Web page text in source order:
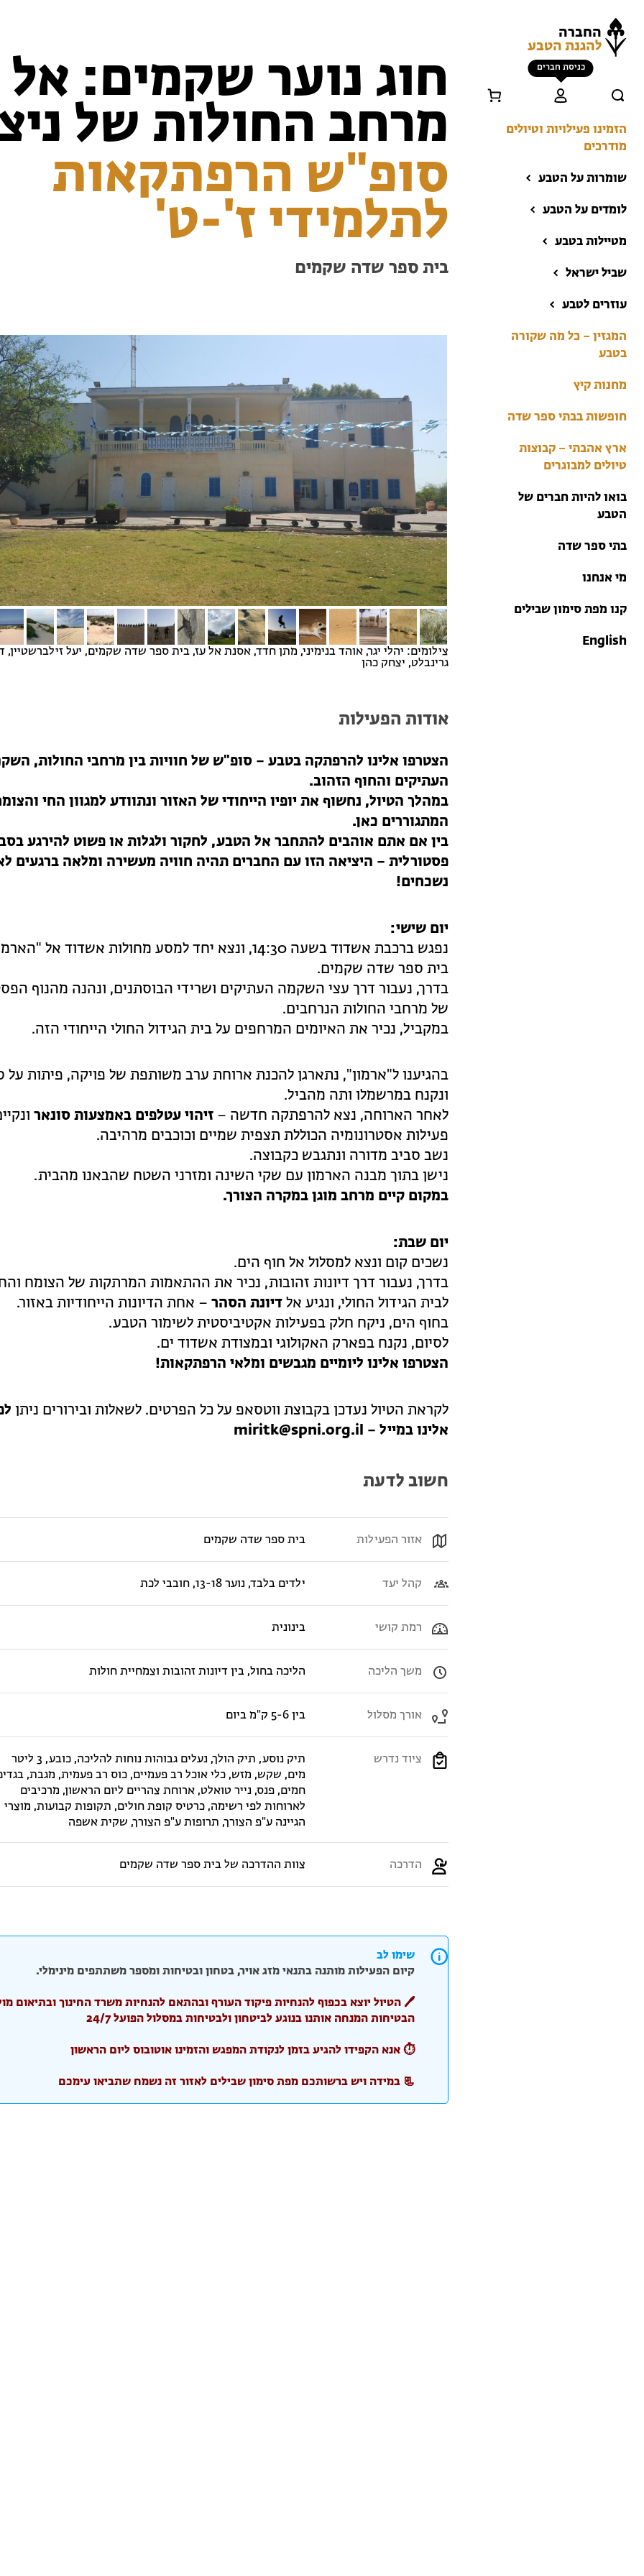
החברה
להגנת הטבע
כניסת חברים
הזמינו פעילויות וטיולים
מודרכים
שומרות על הטבע
לומדים על הטבע
מטיילות בטבע
הזמינו פעילויות וטיולים
טיולים למבוגרים: ארץ
מחנות קיץ
שביל ישראל
עוזרים לטבע
המגזין – כל מה שקורה
בטבע
מחנות קיץ
חופשות בבתי ספר שדה
ארץ אהבתי – קבוצות
טיולים למבוגרים
בואו להיות חברים של
הטבע
בתי ספר שדה
מי אנחנו
קנו מפת סימון שבילים
English
חוג נוער שקמים: אל
מרחב החולות של
סופ"ש הרפתקאות
לתלמידי ז'-ט'
בית ספר שדה שקמים
צילומים: יהלי יגר, אוהד בנימיני, מתן חדד, אסנת אל עז, בית ספר שדה שקמים, יעל זילברשטיין,
גרינבלט, יצחק כהן
אודות הפעילות
הצטרפו אלינו להרפתקה בטבע – סופ"ש של חוויות בין מרחבי החולות,
העתיקים והחוף הזהוב.
במהלך הטיול, נחשוף את יופיו הייחודי של האזור ונתוודע למגוון החי
המתגוררים כאן.
בין אם אתם אוהבים להתחבר אל הטבע, לחקור ולגלות או פשוט להירגע
פסטורלית – היציאה הזו עם החברים תהיה חוויה מעשירה ומלאה ברגעים
נשכחים!
יום שישי:
נפגש ברכבת אשדוד בשעה 14:30, ונצא יחד למסע מחולות אשדוד אל
בית ספר שדה שקמים.
בדרך, נעבור דרך עצי השקמה העתיקים ושרידי הבוסתנים, ונהנה מהנוף
של מרחבי החולות הנרחבים.
במקביל, נכיר את האיומים המרחפים על בית הגידול החולי הייחודי הזה.
בהגיענו ל"ארמון", נתארגן להכנת ארוחת ערב משותפת של פויקה, פיתות על
ונקנח במרשמלו ותה מהביל.
לאחר הארוחה, נצא להרפתקה חדשה – זיהוי עטלפים באמצעות סונאר
פעילות אסטרונומיה הכוללת תצפית שמיים וכוכבים מרהיבה.
נשב סביב מדורה ונתגבש כקבוצה.
נישן בתוך מבנה הארמון עם שקי השינה ומזרני השטח שהבאנו מהבית.
במקום קיים מרחב מוגן במקרה הצורך.
יום שבת:
נשכים קום ונצא למסלול אל חוף הים.
בדרך, נעבור דרך דיונות זהובות, נכיר את ההתאמות המרתקות של הצומח
לבית הגידול החולי, ונגיע אל דיונת הסהר – אחת הדיונות הייחודיות באזור.
בחוף הים, ניקח חלק בפעילות אקטיביסטית לשימור הטבע.
לסיום, נקנח בפארק האקולוגי ובמצודת אשדוד ים.
הצטרפו אלינו ליומיים מגבשים ומלאי הרפתקאות!
לקראת הטיול נעדכן בקבוצת ווטסאפ על כל הפרטים. לשאלות ובירורים ניתן
אלינו במייל –
miritk@spni.org.il
חשוב לדעת
אזור הפעילות בית ספר שדה שקמים
קהל יעד ילדים בלבד, נוער 13-18, חובבי לכת
רמת קושי בינונית
משך הליכה הליכה בחול, בין דיונות זהובות וצמחיית חולות
אורך מסלול בין 5-6 ק"מ ביום
ציוד נדרש
תיק נוסע, תיק הולך, נעלים גבוהות נוחות להליכה, כובע, 3 ליטר
מים, שקש, מזש, כלי אוכל רב פעמיים, כוס רב פעמית, מגבת,
חמים, פנס, נייר טואלט, ארוחת צהריים ליום הראשון, מרכיבים
לארוחות לפי רשימה, כרטיס קופת חולים, תקופות קבועות, מוצרי
הגיינה ע"פ הצורך, תרופות ע"פ הצורך, שקית אשפה
הדרכה צוות ההדרכה של בית ספר שדה שקמים
שימו לב
קיום הפעילות מותנה בתנאי מזג אויר, בטחון ובטיחות ומספר משתתפים מינימלי.
🖊️ הטיול יוצא בכפוף להנחיות פיקוד העורף ובהתאם להנחיות משרד החינוך ובתיאום
הבטיחות המנחה אותנו בנוגע לביטחון ולבטיחות במסלול הפועל 24/7
⏱️ אנא הקפידו להגיע בזמן לנקודת המפגש והזמינו אוטובוס ליום הראשון
📃 במידה ויש ברשותכם מפת סימון שבילים לאזור זה נשמח שתביאו עימכם